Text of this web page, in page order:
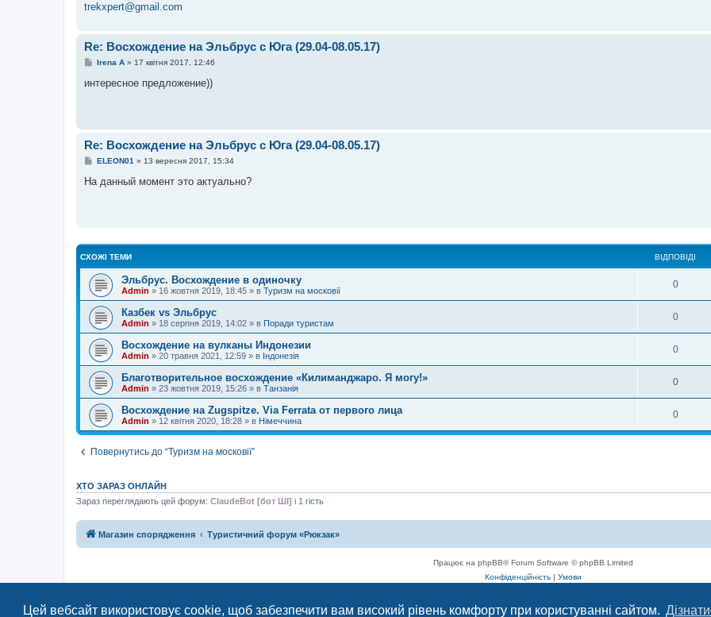
Цей вебсайт використовує cookie, щоб забезпечити вам високий рівень комфорту при користуванні сайтом.
trekxpert@gmail.com
Re: Восхождение на Эльбрус с Юга (29.04-08.05.17)
П
в
л
н
н
я
Irena A» 17 квітня 2017, 12:46
интересное предложение))
Re: Восхождение на Эльбрус с Юга (29.04-08.05.17)
П
в
н
н
ELEON01 » 13 вересня 2017, 15:34
На данный момент это актуально?
СХОЖІ ТЕМИ ВІДПОВІДІ
Эльбрус. Восхождение в одиночку
Admin » 16 жовтня 2019, 18:45 » в Туризм на московії
0
Казбек vs Эльбрус
Admin » 18 серпня 2019, 14:02 » в Поради туристам
0
Восхождение на вулканы Индонезии
Admin » 20 травня 2021, 12:59 » в Індонезія
0
Благотворительное восхождение «Килиманджаро. Я могу!»
Admin » 23 жовтня 2019, 15:26 » в Танзанія
0
Восхождение на Zugspitze. Via Ferrata от первого лица
Admin » 12 квітня 2020, 18:28 » в Німеччина
0
Повернутись до “Туризм на московії”
ХТО ЗАРАЗ ОНЛАЙН
Зараз переглядають цей форум: ClaudeBot [бот ШІ] і 1 гість
Магазин спорядження Туристичний форум «Рюкзак»
Працює на phpBB® Forum Software © phpBB Limited
Конфіденційність | Умови